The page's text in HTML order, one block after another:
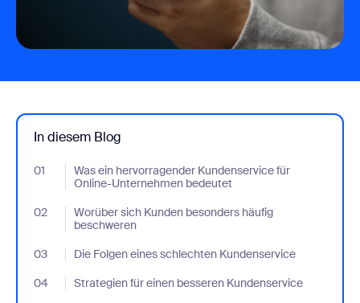
In diesem Blog
01
Was ein hervorragender Kundenservice für
Online-Unternehmen bedeutet
- Jumplink to Was ein hervorragender Kundenservice für
02
Worüber sich Kunden besonders häufig
beschweren
- Jumplink to Worüber sich Kunden besonders häufig
03 Die Folgen eines schlechten Kundenservice
- Jumplink to Die Folgen eines schlechten Kundenservice
04
Strategien für einen besseren Kundenservice
- Jumplink to Strategien für einen besseren Kundenservice